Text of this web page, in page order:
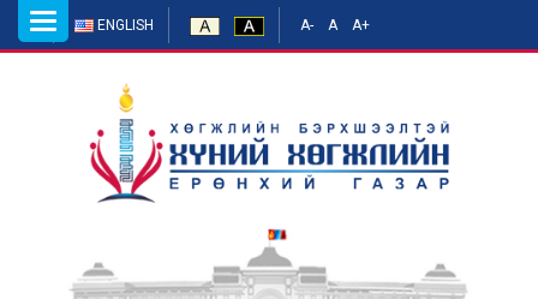
ENGLISH A- A A+
Toggle
navigation